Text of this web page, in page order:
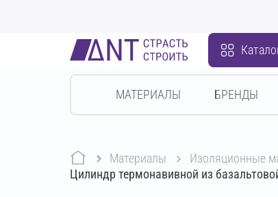
МАТЕРИАЛЫ БРЕНДЫ
Материалы изоляционные
Цилиндр термонавивной из